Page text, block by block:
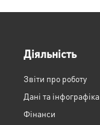
Діяльність
Звіти про роботу
Дані та інфографіка
Фінанси